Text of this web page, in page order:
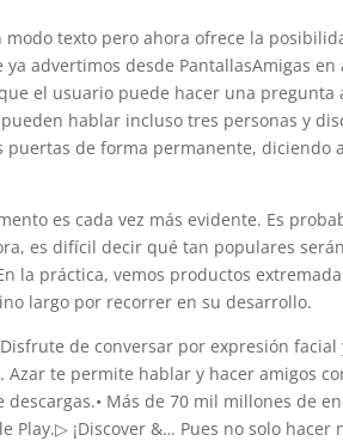
texto pero ahora ofrece la
advertimos desde PantallasAmigas en
el usuario puede hacer una pregunta
hablar incluso tres personas y
de forma permanente, diciendo
es cada vez más evidente. Es
es difícil decir qué tan populares
la práctica, vemos productos
largo por recorrer en su desarrollo.
de conversar por expresión
te permite hablar y hacer amigos
Más de 70 mil millones de
¡Discover &… Pues no solo hacer